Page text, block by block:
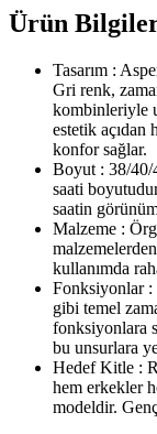
Ürün
Tasarım :
Gri renk,
kombinleriyle
estetik açıdan
konfor sağlar.
Boyut : 38/40/
saati
saatin
Malzeme :
kullanımda
Fonksiyonlar :
gibi temel
fonksiyonlara
bu unsurlara
Hedef Kitle :
hem erkekler
modeldir.